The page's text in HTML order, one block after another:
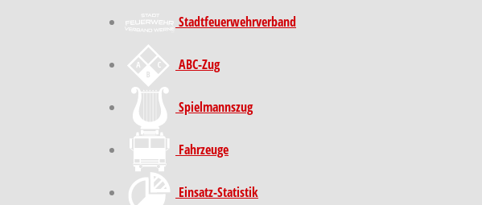
Stadt­feuer­wehr­verband
ABC-Zug
Spielmannszug
Fahrzeuge
Einsatz-Statistik